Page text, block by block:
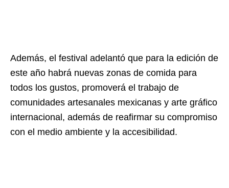
Además, el festival adelantó que para la edición de
este año habrá nuevas zonas de comida para
todos los gustos, promoverá el trabajo de
comunidades artesanales mexicanas y arte gráfico
internacional, además de reafirmar su compromiso
con el medio ambiente y la accesibilidad.